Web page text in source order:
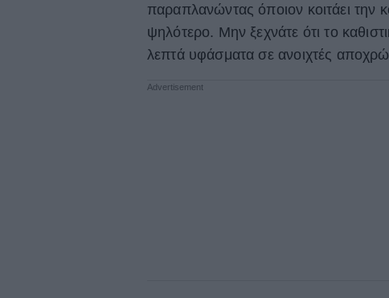
παραπλανώντας όποιον κοιτάει την
ψηλότερο. Μην ξεχνάτε ότι το
λεπτά υφάσματα σε ανοιχτές